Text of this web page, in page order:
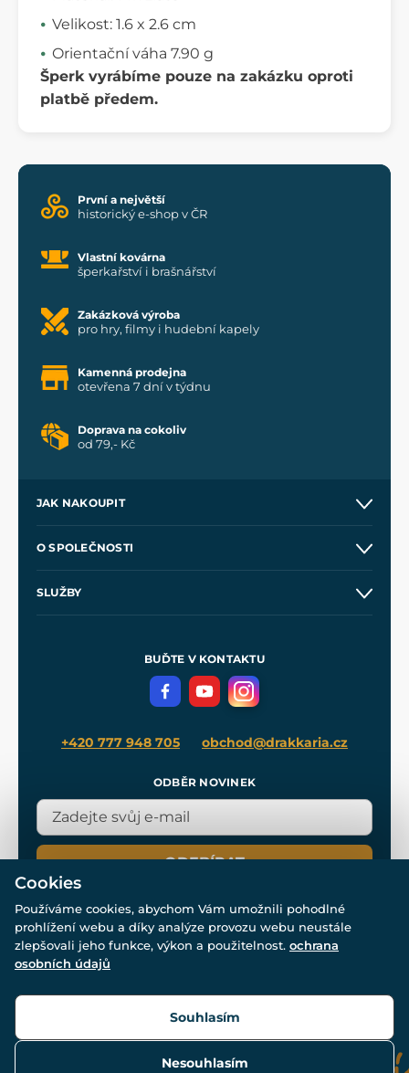
Velikost: 1.6 x 2.6 cm
Orientační váha 7.90 g
Šperk vyrábíme pouze na zakázku oproti
platbě předem.
První a největší
historický e-shop v ČR
Vlastní kovárna
šperkařství i brašnářství
Zakázková výroba
pro hry, filmy i hudební kapely
Kamenná prodejna
otevřena 7 dní v týdnu
Doprava na cokoliv
od 79,- Kč
JAK NAKOUPIT
Velkoobchod
O SPOLEČNOSTI
SLUŽBY
Meče pro Kingdom Come
BUĎTE V KONTAKTU
+420 777 948 705 obchod@drakkaria.cz
ODBĚR NOVINEK
ODEBÍRAT
© Všechna práva vyhrazena. www.drakkaria.cz 2007-2026.
Cookies
Používáme cookies, abychom Vám umožnili pohodlné
prohlížení webu a díky analýze provozu webu neustále
zlepšovali jeho funkce, výkon a použitelnost. ochrana
osobních údajů
Nesouhlasím
Souhlasím